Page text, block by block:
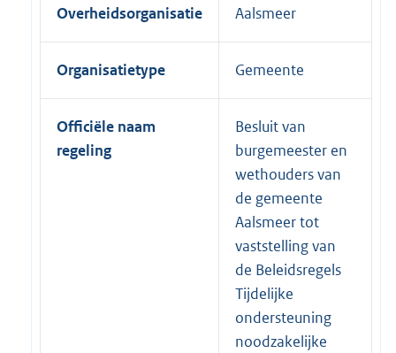
Overheidsorganisatie Aalsmeer
Organisatietype Gemeente
Officiële naam
regeling
Besluit van
burgemeester en
wethouders van
de gemeente
Aalsmeer tot
vaststelling van
de Beleidsregels
Tijdelijke
ondersteuning
noodzakelijke